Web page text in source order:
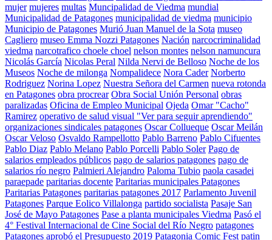
mujer mujeres multas Muncipalidad de Viedma mundial
Municipalidad de Patagones municipalidad de viedma municipio
Municipio de Patagones Murió Juan Manuel de la Sota museo
Cagliero museo Emma Nozzi Patagones Nación narcocriminalidad
viedma narcotrafico choele choel nelson montes nelson namuncura
Nicolás García Nicolas Peral Nilda Nervi de Belloso Noche de los
Museos Noche de milonga Nompalidece Nora Cader Norberto
Rodriguez Norina Lopez Nuestra Señora del Carmen nueva rotonda
en Patagones obra procrear Obra Social Unión Personal obras
paralizadas Oficina de Empleo Municipal Ojeda Omar "Cacho"
Ramirez operativo de salud visual "Ver para seguir aprendiendo"
organizaciones sindicales patagones Oscar Collueque Oscar Meilán
Oscar Veloso Osvaldo Rampellotto Pablo Barreno Pablo Cifuentes
Pablo Diaz Pablo Melano Pablo Porcelli Pablo Soler Pago de
salarios empleados públicos pago de salarios patagones pago de
salarios río negro Palmieri Alejandro Paloma Tubio paola casadei
paraepade paritarias docente Paritarias municipales Patagones
Paritarias Patagones paritarias patagones 2017 Parlamento Juvenil
Patagones Parque Eolico Villalonga partido socialista Pasaje San
José de Mayo Patagones Pase a planta municipales Viedma Pasó el
4° Festival Internacional de Cine Social del Río Negro patagones
Patagones aprobó el Presupuesto 2019 Patagonia Comic Fest patin